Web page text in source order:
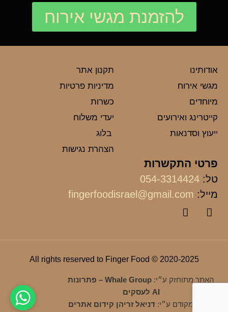
להזמנת מגשי אירוח
אודותינו
מגשי אירוח
מיוחדים
קייטרינג ואירועים
ייעוץ וסדנאות
תקנון אתר
מדיניות פרטיות
כשרות
יעדי משלוח
בלוג
הצהרת נגישות
פרטי התקשרות
טל: 054-3314424
מייל: fingerfoodisrael@gmail.com
2020-2025 © All rights reserved to Finger Food
האתר מתוחזק ע״י:
Whale Group – פתרונות
AI לעסקים
האתר מקודם ע״י:דניאל זריהן קידום אתרים